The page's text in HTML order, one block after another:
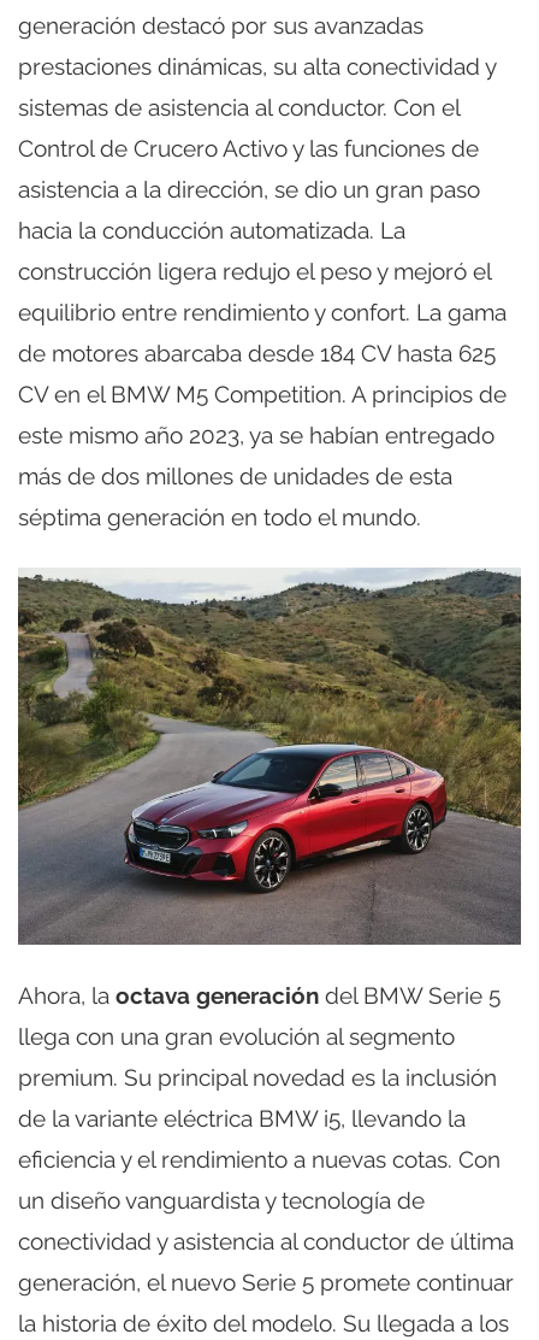
generación destacó por sus avanzadas
prestaciones dinámicas, su alta conectividad y
sistemas de asistencia al conductor. Con el
Control de Crucero Activo y las funciones de
asistencia a la dirección, se dio un gran paso
hacia la conducción automatizada. La
construcción ligera redujo el peso y mejoró el
equilibrio entre rendimiento y confort. La gama
de motores abarcaba desde 184 CV hasta 625
CV en el BMW M5 Competition. A principios de
este mismo año 2023, ya se habían entregado
más de dos millones de unidades de esta
séptima generación en todo el mundo.
Ahora, la octava generación del BMW Serie 5
llega con una gran evolución al segmento
premium. Su principal novedad es la inclusión
de la variante eléctrica BMW i5, llevando la
eficiencia y el rendimiento a nuevas cotas. Con
un diseño vanguardista y tecnología de
conectividad y asistencia al conductor de última
generación, el nuevo Serie 5 promete continuar
la historia de éxito del modelo. Su llegada a los